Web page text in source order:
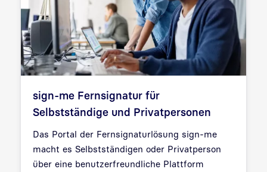
sign-me Fernsignatur für
Selbstständige und Privatpersonen
Das Portal der Fernsignaturlösung sign-me
macht es Selbstständigen oder Privatperson
über eine benutzerfreundliche Plattform